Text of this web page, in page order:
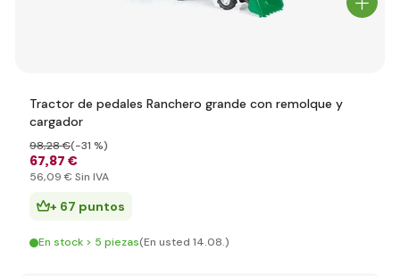
Tractor de pedales Ranchero grande con remolque y
cargador
67,87 €
98,28 €(-31 %)
56,09 € Sin IVA
+ 67 puntos
En stock > 5 piezas(En usted 14.08.)